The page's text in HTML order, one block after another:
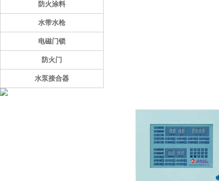
防火涂料
水带水枪
电磁门锁
防火门
水泵接合器